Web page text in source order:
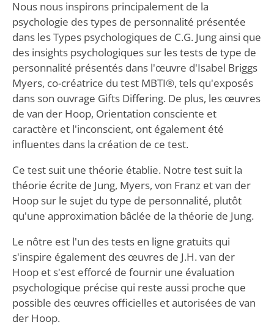
Nous nous inspirons principalement de la
psychologie des types de personnalité présentée
dans les Types psychologiques de C.G. Jung ainsi que
des insights psychologiques sur les tests de type de
personnalité présentés dans l'œuvre d'Isabel Briggs
Myers, co-créatrice du test MBTI®, tels qu'exposés
dans son ouvrage Gifts Differing. De plus, les œuvres
de van der Hoop, Orientation consciente et
caractère et l'inconscient, ont également été
influentes dans la création de ce test.
Ce test suit une théorie établie. Notre test suit la
théorie écrite de Jung, Myers, von Franz et van der
Hoop sur le sujet du type de personnalité, plutôt
qu'une approximation bâclée de la théorie de Jung.
Le nôtre est l'un des tests en ligne gratuits qui
s'inspire également des œuvres de J.H. van der
Hoop et s'est efforcé de fournir une évaluation
psychologique précise qui reste aussi proche que
possible des œuvres officielles et autorisées de van
der Hoop.